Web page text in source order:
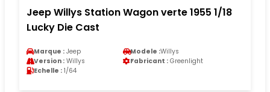
Jeep Willys Station Wagon verte 1955 1/18
Lucky Die Cast
Marque : Jeep Modele :Willys
Version : Willys Fabricant : Greenlight
Echelle : 1/64